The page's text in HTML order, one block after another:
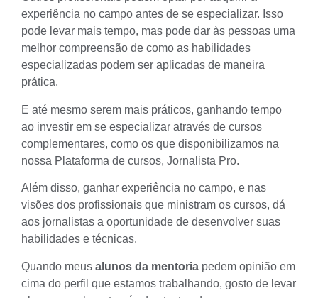
experiência no campo antes de se especializar. Isso
pode levar mais tempo, mas pode dar às pessoas uma
melhor compreensão de como as habilidades
especializadas podem ser aplicadas de maneira
prática.
E até mesmo serem mais práticos, ganhando tempo
ao investir em se especializar através de cursos
complementares, como os que disponibilizamos na
nossa Plataforma de cursos, Jornalista Pro.
Além disso, ganhar experiência no campo, e nas
visões dos profissionais que ministram os cursos, dá
aos jornalistas a oportunidade de desenvolver suas
habilidades e técnicas.
Quando meus alunos da mentoria pedem opinião em
cima do perfil que estamos trabalhando, gosto de levar